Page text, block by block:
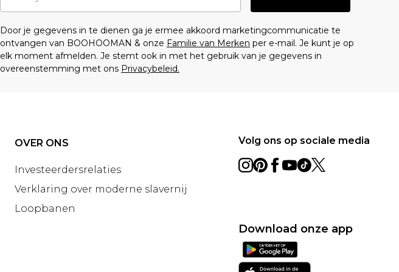
Door je gegevens in te dienen ga je ermee akkoord marketingcommunicatie te
ontvangen van BOOHOOMAN & onze Familie van Merken per e-mail. Je kunt je op
elk moment afmelden. Je stemt ook in met het gebruik van je gegevens in
overeenstemming met ons Privacybeleid.
OVER ONS
Investeerdersrelaties
Verklaring over moderne slavernij
Loopbanen
Volg ons op sociale media
Download onze app